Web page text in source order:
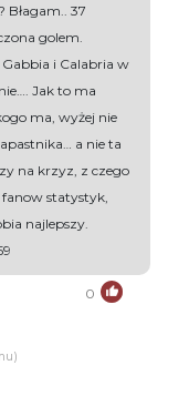
37
golem.
i Calabria w
Jak to ma
ma, wyżej nie
a nie ta
na krzyz, z czego
statystyk,
najlepszy.
0